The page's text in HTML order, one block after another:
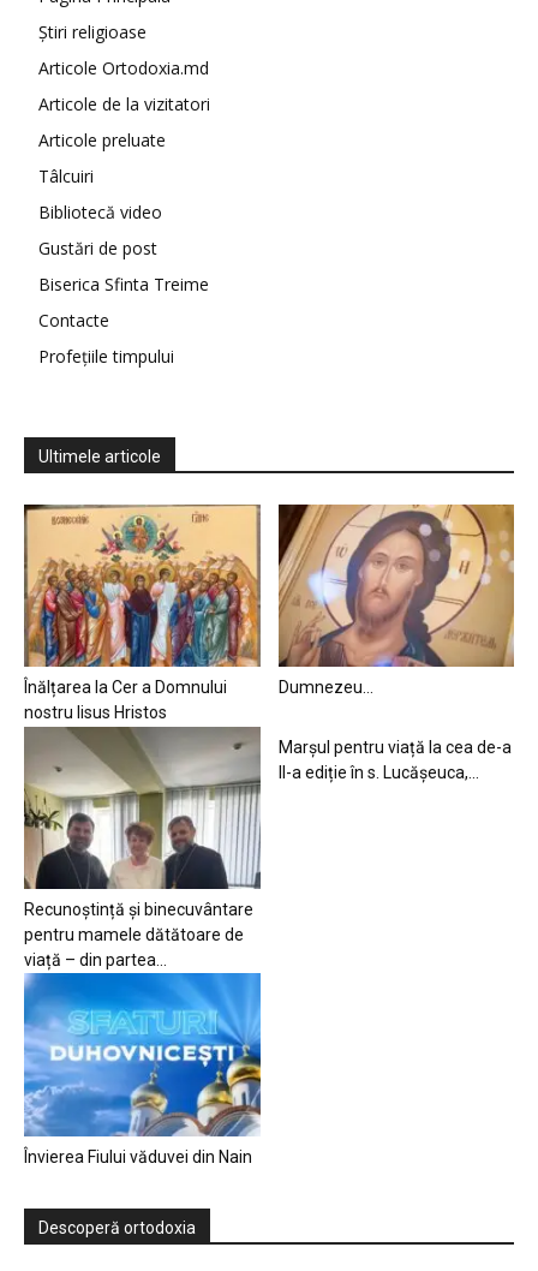
Știri religioase
Articole Ortodoxia.md
Articole de la vizitatori
Articole preluate
Tâlcuiri
Bibliotecă video
Gustări de post
Biserica Sfinta Treime
Contacte
Profețiile timpului
Ultimele articole
Înălțarea la Cer a Domnului
nostru Iisus Hristos
Dumnezeu…
Recunoștință și binecuvântare
pentru mamele dătătoare de
viață – din partea...
Marșul pentru viață la cea de-a
II-a ediție în s. Lucășeuca,...
Învierea Fiului văduvei din Nain
Descoperă ortodoxia